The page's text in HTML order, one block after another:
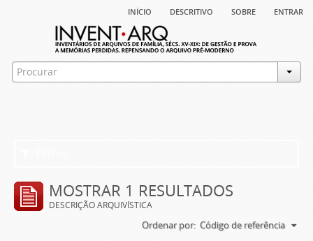
início descritivo sobre entrar
MOSTRAR 1 RESULTADOS
DESCRIÇÃO ARQUIVÍSTICA
Ordenar por: Código de referência